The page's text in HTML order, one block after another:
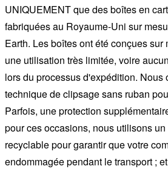
UNIQUEMENT que des boîtes en
fabriquées au Royaume-Uni sur
Earth. Les boîtes ont été conçues sur
une utilisation très limitée, voire
lors du processus d'expédition. Nous
technique de clipsage sans ruban
Parfois, une protection
pour ces occasions, nous utilisons
recyclable pour garantir que votre
endommagée pendant le transport ;